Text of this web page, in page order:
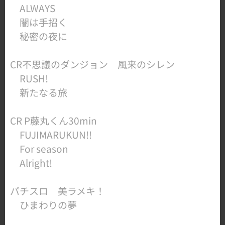
ALWAYS
闇は手招く
​ 秘密の夜に
​CR不思議のダンジョン 風来のシレン
RUSH!
​ 新たなる旅
​CR P藤丸くん30min
FUJIMARUKUN!!
For season
​ Alright!
​パチスロ 美ラメキ！
ひまわりの夢